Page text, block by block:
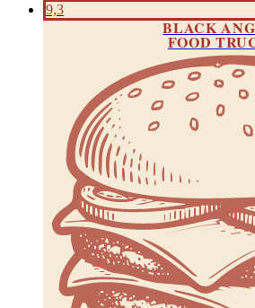
9,3
BLACK
FOOD